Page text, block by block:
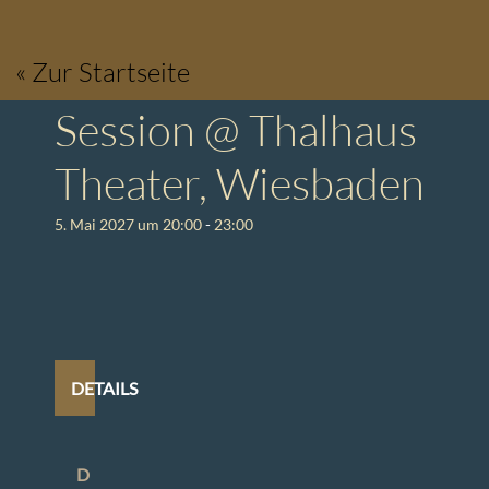
springen
« Zur Startseite
Session @ Thalhaus
Theater, Wiesbaden
5. Mai 2027 um 20:00- 23:00
DETAILS
D